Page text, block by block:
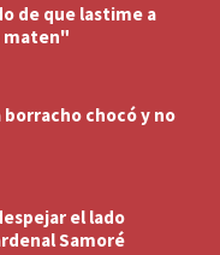
de que lastime a
maten"
chocó y no
el lado
Samoré